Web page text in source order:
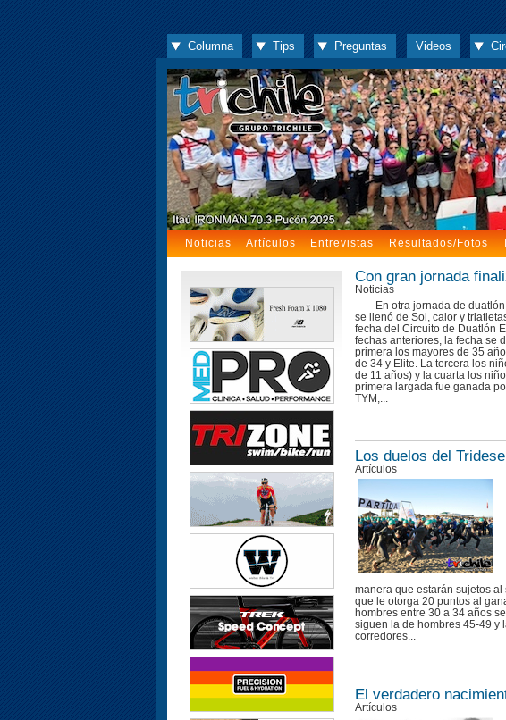
Columna Tips Preguntas Videos
Noticias Artículos Entrevistas Resultados/Fotos
Con gran jornada
Noticias
En otra jornada de
se llenó de Sol, calor y
fecha del Circuito de Duatlón
fechas anteriores, la fecha se
primera los mayores de 35
de 34 y Elite. La tercera los
de 11 años) y la cuarta los
primera largada fue ganada
TYM,...
Los duelos del
Artículos
manera que estarán sujetos
que le otorga 20 puntos al
hombres entre 30 a 34 años
siguen la de hombres 45-49 y
corredores...
El verdadero
Artículos